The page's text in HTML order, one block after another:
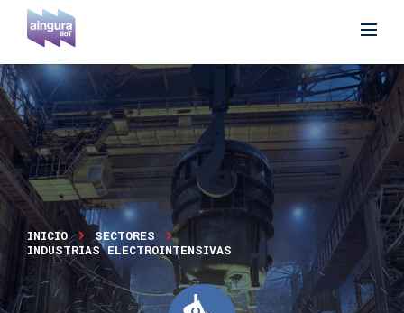
INICIO
SECTORES
INDUSTRIAS ELECTROINTENSIVAS